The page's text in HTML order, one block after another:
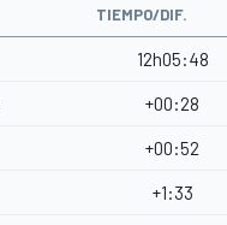
TIEMPO/DIF.
12h05:48
+00:28
+00:52
+1:33